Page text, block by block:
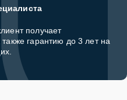
получает
гарантию до 3 лет на